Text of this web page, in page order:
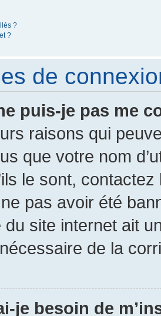
?
?
de
puis-je pas me
raisons qui
que votre nom
le sont,
pas avoir été
du site internet ait
de la
je besoin de